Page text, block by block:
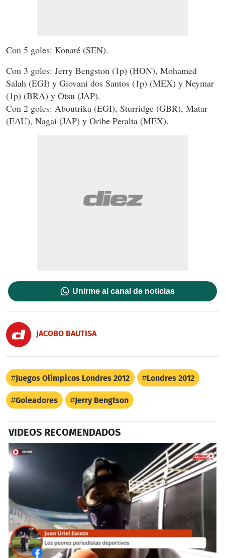
Con 5 goles: Konaté (SEN).
Con 3 goles: Jerry Bengston (1p) (HON), Mohamed
Salah (EGI) y Giovani dos Santos (1p) (MEX) y Neymar
(1p) (BRA) y Otsu (JAP).
Con 2 goles: Aboutrika (EGI), Sturridge (GBR), Matar
(EAU), Nagai (JAP) y Oribe Peralta (MEX).
Unirme al canal de noticias
JACOBO BAUTISA
Juegos Olímpicos Londres 2012 Londres 2012
Goleadores Jerry Bengtson
VIDEOS RECOMENDADOS